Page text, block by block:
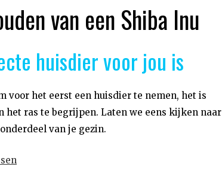
van een Shiba Inu
huisdier voor jou is
voor het eerst een huisdier te nemen, het is
het ras te begrijpen. Laten we eens kijken naar
van je gezin.